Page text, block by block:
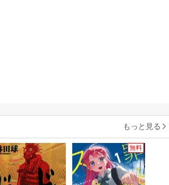
もっと見る
無料